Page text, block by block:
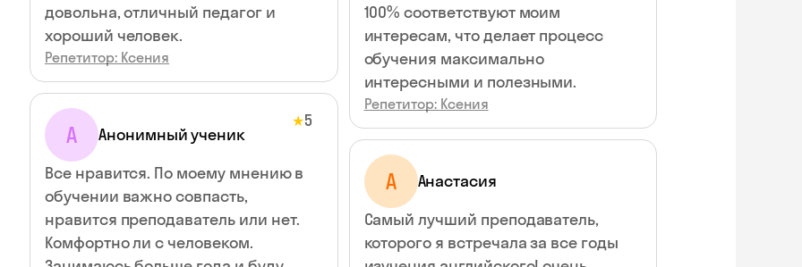
довольна, отличный педагог и
хороший человек.
Репетитор: Ксения
А Анонимный ученик
★5
Все нравится. По моему мнению в
обучении важно совпасть,
нравится преподаватель или нет.
Комфортно ли с человеком.
100% соответствуют моим
интересам, что делает процесс
обучения максимально
интересными и полезными.
Репетитор: Ксения
А
Анастасия
Самый лучший преподаватель,
которого я встречала за все годы